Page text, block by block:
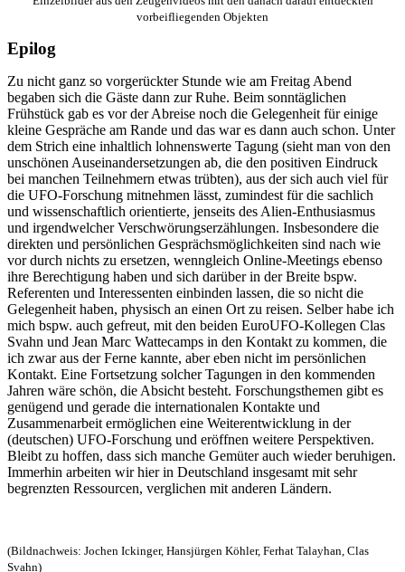
vorbeifliegenden Objekten
Epilog
Zu nicht ganz so vorgerückter Stunde wie am Freitag Abend
begaben sich die Gäste dann zur Ruhe. Beim sonntäglichen
Frühstück gab es vor der Abreise noch die Gelegenheit für einige
kleine Gespräche am Rande und das war es dann auch schon. Unter
dem Strich eine inhaltlich lohnenswerte Tagung (sieht man von den
unschönen Auseinandersetzungen ab, die den positiven Eindruck
bei manchen Teilnehmern etwas trübten), aus der sich auch viel für
die UFO-Forschung mitnehmen lässt, zumindest für die sachlich
und wissenschaftlich orientierte, jenseits des Alien-Enthusiasmus
und irgendwelcher Verschwörungserzählungen. Insbesondere die
direkten und persönlichen Gesprächsmöglichkeiten sind nach wie
vor durch nichts zu ersetzen, wenngleich Online-Meetings ebenso
ihre Berechtigung haben und sich darüber in der Breite bspw.
Referenten und Interessenten einbinden lassen, die so nicht die
Gelegenheit haben, physisch an einen Ort zu reisen. Selber habe ich
mich bspw. auch gefreut, mit den beiden EuroUFO-Kollegen Clas
Svahn und Jean Marc Wattecamps in den Kontakt zu kommen, die
ich zwar aus der Ferne kannte, aber eben nicht im persönlichen
Kontakt. Eine Fortsetzung solcher Tagungen in den kommenden
Jahren wäre schön, die Absicht besteht. Forschungsthemen gibt es
genügend und gerade die internationalen Kontakte und
Zusammenarbeit ermöglichen eine Weiterentwicklung in der
(deutschen) UFO-Forschung und eröffnen weitere Perspektiven.
Bleibt zu hoffen, dass sich manche Gemüter auch wieder beruhigen.
Immerhin arbeiten wir hier in Deutschland insgesamt mit sehr
begrenzten Ressourcen, verglichen mit anderen Ländern.
(Bildnachweis: Jochen Ickinger, Hansjürgen Köhler, Ferhat Talayhan, Clas
Svahn)